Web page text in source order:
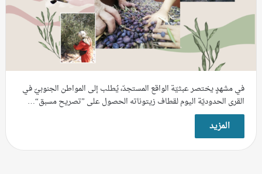
في مشهدٍ يختصر عبثيّة الواقع المستجدّ، يُطلب إلى المواطن الجنوبيّ في
القرى الحدوديّة اليوم لقطاف زيتوناته الحصول على ”تصريح مسبق“…
المزيد